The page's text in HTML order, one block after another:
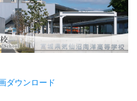
ダウンロード